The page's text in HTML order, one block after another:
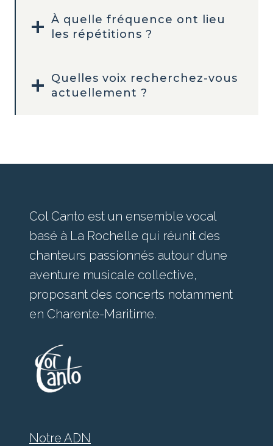
À quelle fréquence ont lieu
les répétitions ?
Quelles voix recherchez-vous
actuellement ?
Col Canto est un ensemble vocal
basé à La Rochelle qui réunit des
chanteurs passionnés autour d’une
aventure musicale collective,
proposant des concerts notamment
en Charente-Maritime.
Notre ADN